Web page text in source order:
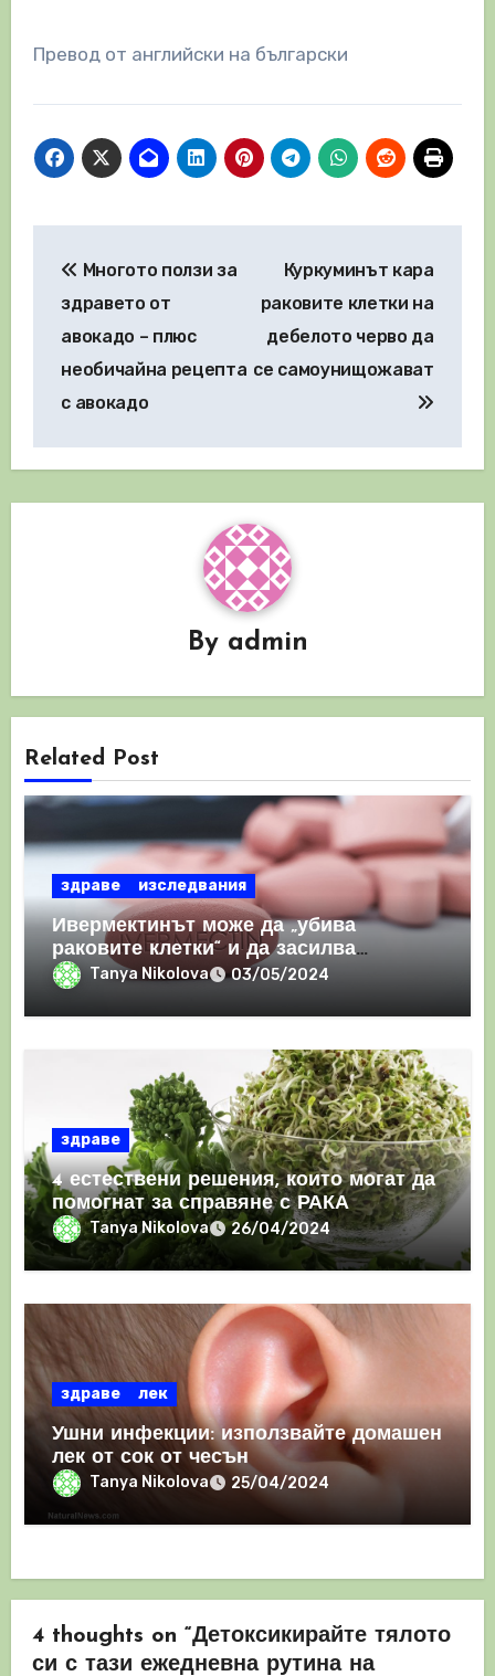
Превод от английски на български
Многото ползи за
здравето от
авокадо – плюс
необичайна рецепта
с авокадо
Куркуминът кара
раковите клетки на
дебелото черво да
се самоунищожават
By admin
Related Post
здраве изследвания
Ивермектинът може да „убива
раковите клетки“ и да засилва
имунния отговор
Tanya Nikolova 03/05/2024
здраве
4 естествени решения, които могат да
помогнат за справяне с РАКА
Tanya Nikolova 26/04/2024
здраве лек
Ушни инфекции: използвайте домашен
лек от сок от чесън
Tanya Nikolova 25/04/2024
4 thoughts on “Детоксикирайте тялото
си с тази ежедневна рутина на